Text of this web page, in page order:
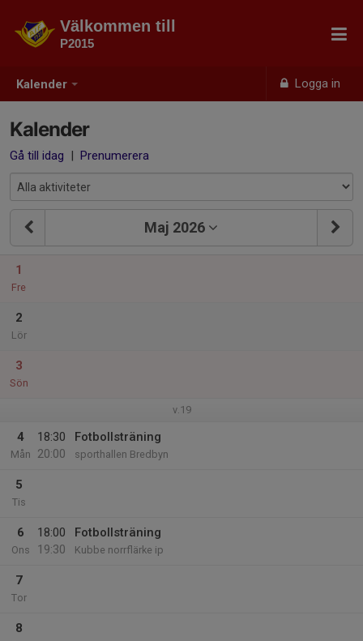
Kalender Logga in
Välkommen till
P2015
Kalender
Gå till idag | Prenumerera
Maj 2026
1
Fre
2
Lör
3
Sön
v.19
4
Mån
18:30
20:00
Fotbollsträning
sporthallen Bredbyn
5
Tis
6
Ons
18:00
19:30
Fotbollsträning
Kubbe norrflärke ip
7
Tor
8